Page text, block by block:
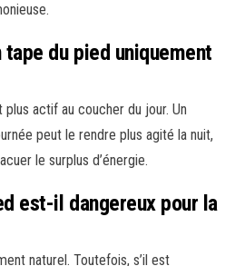
du pied uniquement
actif au coucher du jour. Un
peut le rendre plus agité la nuit,
le surplus d’énergie.
est-il dangereux pour la
naturel. Toutefois, s’il est